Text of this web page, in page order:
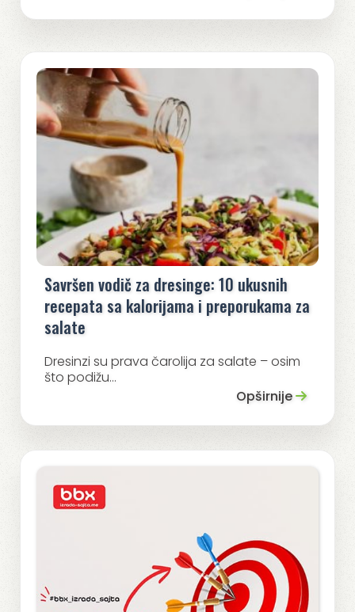
Savršen vodič za dresinge: 10 ukusnih
recepata sa kalorijama i preporukama za
salate
Dresinzi su prava čarolija za salate – osim
što podižu...
Opširnije